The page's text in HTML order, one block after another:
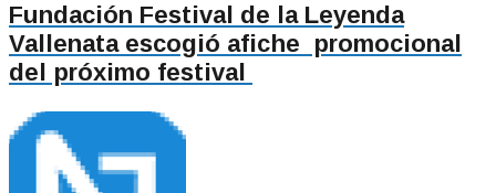
Fundación Festival de la Leyenda
Vallenata escogió afiche promocional
del próximo festival